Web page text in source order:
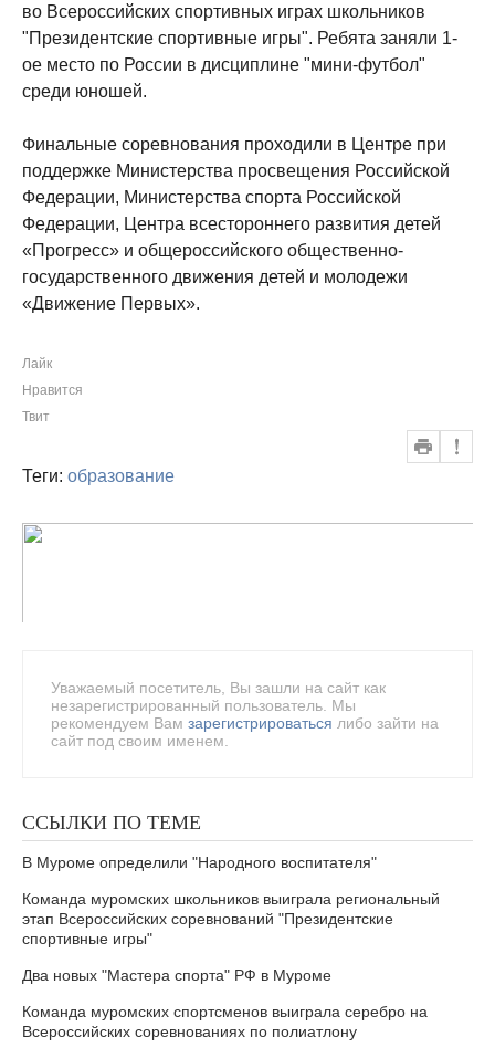
во Всероссийских спортивных играх школьников
"Президентские спортивные игры". Ребята заняли 1-
ое место по России в дисциплине "мини-футбол"
среди юношей.
Финальные соревнования проходили в Центре при
поддержке Министерства просвещения Российской
Федерации, Министерства спорта Российской
Федерации, Центра всестороннего развития детей
«Прогресс» и общероссийского общественно-
государственного движения детей и молодежи
«Движение Первых».
Лайк
Нравится
Твит
Теги: образование
Уважаемый посетитель, Вы зашли на сайт как
незарегистрированный пользователь. Мы
рекомендуем Вам зарегистрироваться либо зайти на
сайт под своим именем.
ССЫЛКИ ПО ТЕМЕ
В Муроме определили "Народного воспитателя"
Команда муромских школьников выиграла региональный
этап Всероссийских соревнований "Президентские
спортивные игры"
Два новых "Мастера спорта" РФ в Муроме
Команда муромских спортсменов выиграла серебро на
Всероссийских соревнованиях по полиатлону